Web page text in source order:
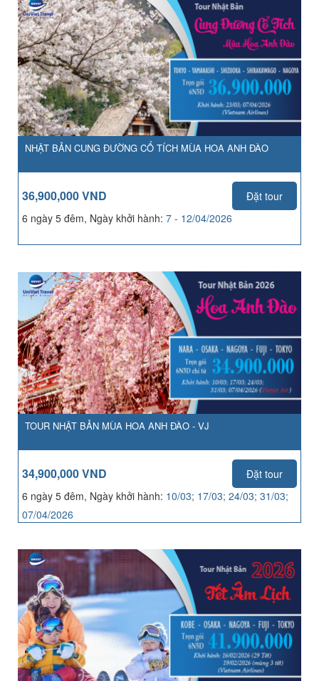
NHẬT BẢN CUNG ĐƯỜNG CỔ TÍCH MÙA HOA ANH ĐÀO
36,900,000 VND
Đặt tour
6 ngày 5 đêm, Ngày khởi hành: 7 - 12/04/2026
TOUR NHẬT BẢN MÙA HOA ANH ĐÀO - VJ
34,900,000 VND
Đặt tour
6 ngày 5 đêm, Ngày khởi hành: 10/03; 17/03; 24/03; 31/03;
07/04/2026